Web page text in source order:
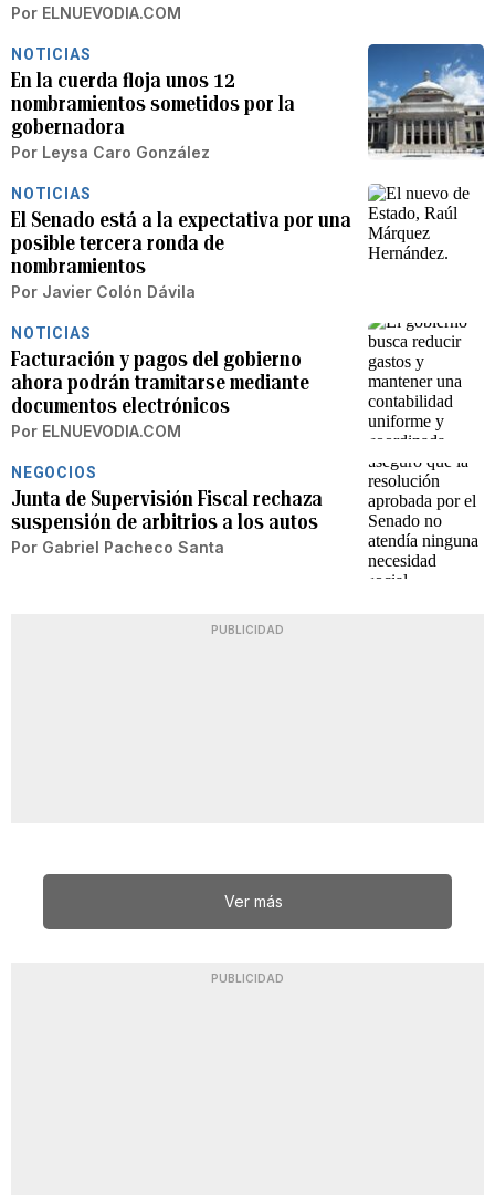
Por ELNUEVODIA.COM
NOTICIAS
En la cuerda floja unos 12
nombramientos sometidos por la
gobernadora
Por Leysa Caro González
NOTICIAS
El Senado está a la expectativa por una
posible tercera ronda de
nombramientos
Por Javier Colón Dávila
NOTICIAS
Facturación y pagos del gobierno
ahora podrán tramitarse mediante
documentos electrónicos
Por ELNUEVODIA.COM
NEGOCIOS
Junta de Supervisión Fiscal rechaza
suspensión de arbitrios a los autos
Por Gabriel Pacheco Santa
PUBLICIDAD
Ver más
PUBLICIDAD